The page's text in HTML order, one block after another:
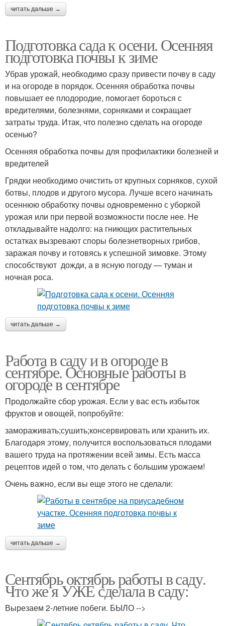
читать дальше →
Подготовка сада к осени. Осенняя
подготовка почвы к зиме
Убрав урожай, необходимо сразу привести почву в саду
и на огороде в порядок. Осенняя обработка почвы
повышает ее плодородие, помогает бороться с
вредителями, болезнями, сорняками и сокращает
затраты труда. Итак, что полезно сделать на огороде
осенью?
Осенняя обработка почвы для профилактики болезней и
вредителей
Грядки необходимо очистить от крупных сорняков, сухой
ботвы, плодов и другого мусора. Лучше всего начинать
осеннюю обработку почвы одновременно с уборкой
урожая или при первой возможности после нее. Не
откладывайте надолго: на гниющих растительных
остатках вызревают споры болезнетворных грибов,
заражая почву и готовясь к успешной зимовке. Этому
способствуют дожди, а в ясную погоду — туман и
ночная роса.
читать дальше →
Работа в саду и в огороде в
сентябре. Основные работы в
огороде в сентябре
Продолжайте сбор урожая. Если у вас есть избыток
фруктов и овощей, попробуйте:
замораживать;сушить;консервировать или хранить их.
Благодаря этому, получится воспользоваться плодами
вашего труда на протяжении всей зимы. Есть масса
рецептов идей о том, что делать с большим урожаем!
Очень важно, если вы еще этого не сделали:
читать дальше →
Сентябрь октябрь работы в саду.
Что же я УЖЕ сделала в саду:
Вырезаем 2-летние побеги. БЫЛО -->